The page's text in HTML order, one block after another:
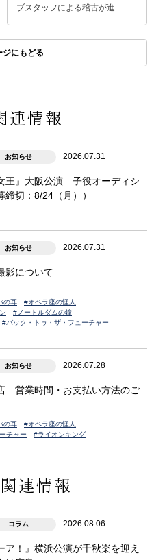
ブスタッフによる稽古が進…
ジにもどる
連情報
お知らせ 2026.07.31
王』大阪公演 子役オーディシ
締切：8/24（月））
お知らせ 2026.07.31
影について
の耳
#オペラ座の怪人
#ノートルダムの鐘
#バック・トゥ・ザ・フューチャー
お知らせ 2026.07.28
営業時間・お支払い方法のご
の耳
#オペラ座の怪人
チャー #ライオンキング
連情報
コラム 2026.08.06
ア！』横浜公演が千秋楽を迎え